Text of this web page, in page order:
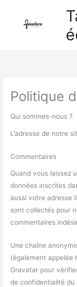
Politique
Qui sommes-nous ?
L’adresse de notre
Commentaires
Quand vous laissez
données inscrites
aussi votre adresse
sont collectés pour
commentaires
Une chaîne
(également appelée
Gravatar pour
de confidentialité du